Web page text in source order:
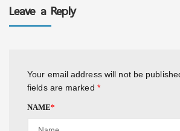
Leave a Reply
Your email address will not be
fields are marked *
NAME*